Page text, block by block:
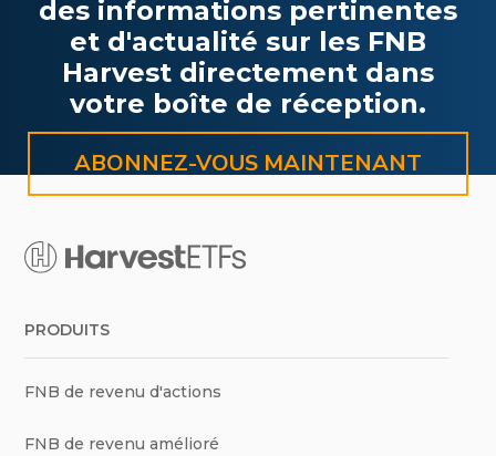
des informations pertinentes
et d'actualité sur les FNB
Harvest directement dans
votre boîte de réception.
ABONNEZ-VOUS MAINTENANT
PRODUITS
FNB de revenu d'actions
FNB de revenu amélioré